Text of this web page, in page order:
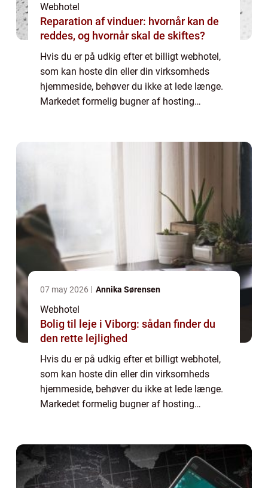
Webhotel
Reparation af vinduer: hvornår kan de
reddes, og hvornår skal de skiftes?
Hvis du er på udkig efter et billigt webhotel,
som kan hoste din eller din virksomheds
hjemmeside, behøver du ikke at lede længe.
Markedet formelig bugner af hosting
07 may 2026 Annika Sørensen
Webhotel
Bolig til leje i Viborg: sådan finder du
den rette lejlighed
Hvis du er på udkig efter et billigt webhotel,
som kan hoste din eller din virksomheds
hjemmeside, behøver du ikke at lede længe.
Markedet formelig bugner af hosting